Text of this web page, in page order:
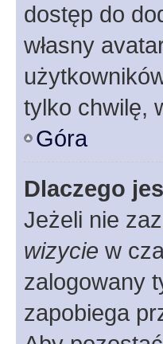
dostęp do
własny
tylko chwilę,
Góra
Dlaczego
Jeżeli nie
wizycie w
zalogowany
zapobiega